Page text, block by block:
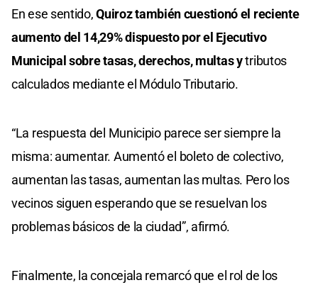
En ese sentido,Quiroz también cuestionó el reciente
aumento del 14,29% dispuesto por el Ejecutivo
Municipal sobre tasas, derechos, multas ytributos
calculados mediante el Módulo Tributario.
“La respuesta del Municipio parece ser siempre la
misma: aumentar. Aumentó el boleto de colectivo,
aumentan las tasas, aumentan las multas. Pero los
vecinos siguen esperando que se resuelvan los
problemas básicos de la ciudad”, afirmó.
Finalmente, la concejala remarcó que el rol de los